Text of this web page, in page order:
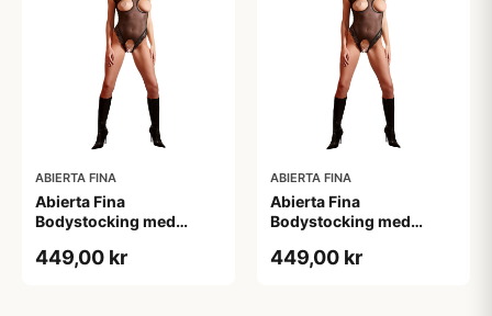
ABIERTA FINA
Abierta Fina
Bodystocking med
449,00 kr
ABIERTA FINA
Abierta Fina
Bodystocking med
449,00 kr